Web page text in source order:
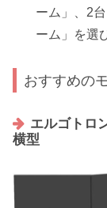
ーム」、2
ーム」を選
おすすめの
エルゴトロ
横型